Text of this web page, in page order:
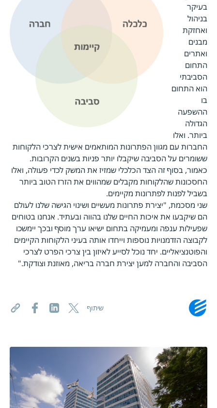
בעיקר
בניהול
ואחזקת
מבנים
ואתרים
התחום
הסביבתי
הוא התחום
בו
ההשפעה
הגדולה
ביותר. ואלו
החברות עם מגוון הפתרונות המותאמים אישית לצרכי הלקוחות
ששומרים על הסביבה שיקבלו יותר פניות בשנים הקרובות.
כאמור, בסוף זה הצד הכלכלי שמזיז את המשק לכדי פעולה, ואלו
החסכונות שהלקוחות מקבלים שמהווים את הזרז הטוב ביותר
בשביל לפנות לפתרונות מקיימים.
שני מסכמת, "יצירת פתרונות מעשיים ושינוי הגישה שלנו לעולם
הם שיקבעו את איכות החיים שלנו בהווה ובעתיד. אנחנו בטוחים
שפעילות ענפה ומעמיקה בתחום ישיאו ערך מוסף ובכך יימשכו
לקבוצה הזדמנויות נוספות וייחדו אותה בעיני הלקוחות הקיימים
והפוטנציאליים. יחד נוכל לסייע לאיזון בין צרכי הפרט לצרכי
הסביבה והחברה למען יצירת חברה בריאה, מאוזנת וצודקת."
שיתוף